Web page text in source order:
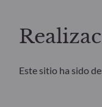
Este sitio ha sido